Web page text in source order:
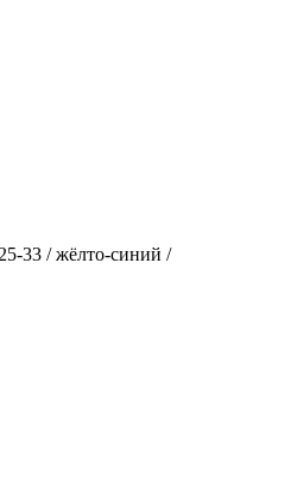
33 / жёлто-синий /